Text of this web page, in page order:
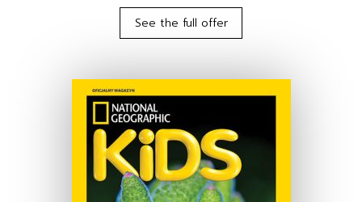
See the full offer